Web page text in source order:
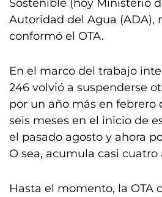
Sostenible (hoy Ministerio
Autoridad del Agua (ADA),
conformó el OTA.
En el marco del trabajo
246 volvió a suspenderse
por un año más en febrero
seis meses en el inicio de
el pasado agosto y ahora
O sea, acumula casi cuatro
Hasta el momento, la OTA